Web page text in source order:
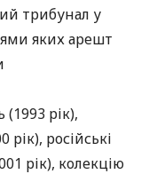
трибунал у
яких арешт
рік),
російські
рік), колекцію